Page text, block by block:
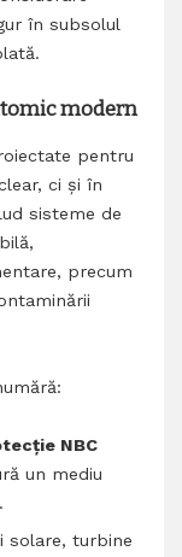
în subsolul
modern
pentru
ci și în
sisteme de
precum
NBC
un mediu
solare, turbine